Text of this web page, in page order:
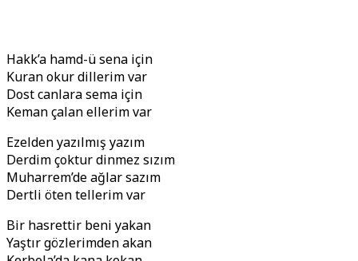
Hakk’a hamd-ü sena için
Kuran okur dillerim var
Dost canlara sema için
Keman çalan ellerim var
Ezelden yazılmış yazım
Derdim çoktur dinmez sızım
Muharrem’de ağlar sazım
Dertli öten tellerim var
Bir hasrettir beni yakan
Yaştır gözlerimden akan